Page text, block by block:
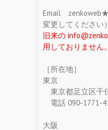
Email
変更してください）
旧来の
用しておりません。
［所在地］
東京
東京都足立区
電話 090-1771-
大阪